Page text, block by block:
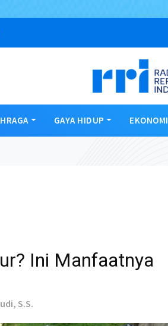
GAYA HIDUP EKONOMI
Ini Manfaatnya
S.S.